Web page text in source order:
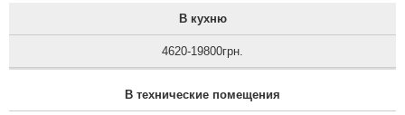
В кухню
4620-19800грн.
В технические помещения